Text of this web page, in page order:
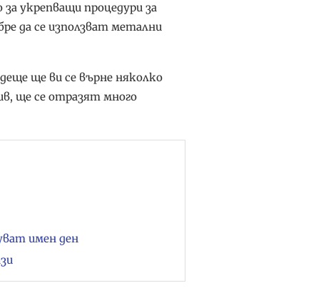
укрепващи процедури за
да се използват метални
ще ви се върне няколко
ще се отразят много
имен ден